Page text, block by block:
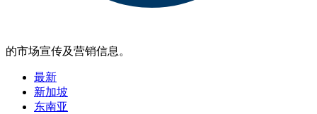
的市场宣传及营销信息。
最新
新加坡
东南亚